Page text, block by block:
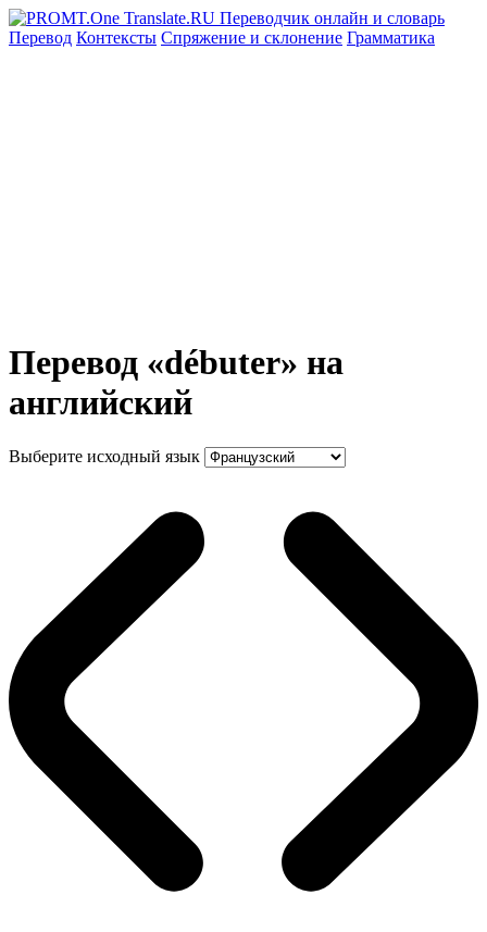
Перевод Контексты Спряжение и склонение Грамматика
Перевод «débuter» на
английский
Выберите исходный язык